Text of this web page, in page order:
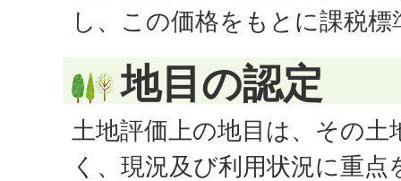
し、この価格をもとに課税
地目の認定
土地評価上の地目は、その
く、現況及び利用状況に重